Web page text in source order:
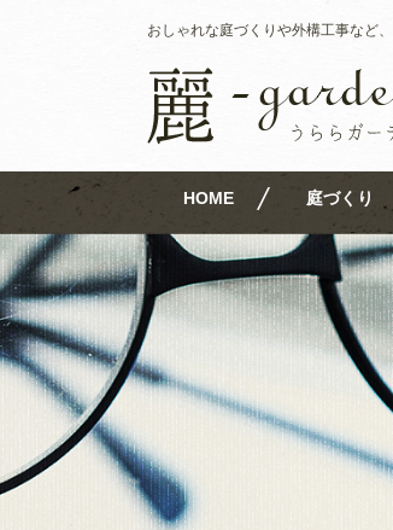
おしゃれな庭づくりや外構工事など
HOME 庭づくり